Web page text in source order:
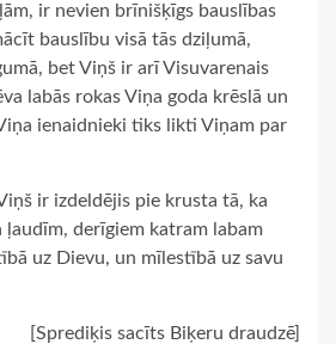
ir nevien brīnišķīgs bauslības
bauslību visā tās dziļumā,
bet Viņš ir arī Visuvarenais
labās rokas Viņa goda krēslā un
ienaidnieki tiks likti Viņam par
ir izdeldējis pie krusta tā, ka
ļaudīm, derīgiem katram labam
uz Dievu, un mīlestībā uz savu
[Sprediķis sacīts Biķeru draudzē]